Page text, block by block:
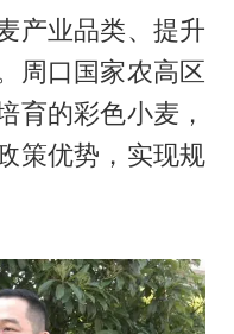
产业品类、提升
周口国家农高区
育的彩色小麦，
策优势，实现规